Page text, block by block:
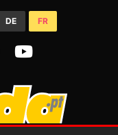
DE FR